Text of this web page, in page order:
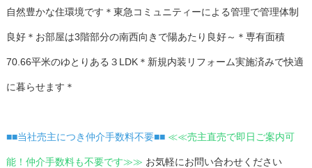
自然豊かな住環境です＊東急コミュニティーによる管理で管理体制
良好＊お部屋は3階部分の南西向きで陽あたり良好～＊専有面積
70.66平米のゆとりある３LDK＊新規内装リフォーム実施済みで快適
に暮らせます＊
■■当社売主につき仲介手数料不要■■ ≪≪売主直売で即日ご案内可
能！仲介手数料も不要です≫≫ お気軽にお問い合わせください